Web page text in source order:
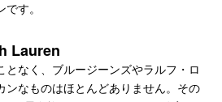
す。
Lauren
となく、ブルージーンズやラルフ・ロ
ンなものはほとんどありません。その